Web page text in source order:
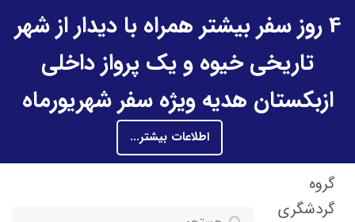
4 روز سفر بیشتر همراه با دیدار از شهر
تاریخی خیوه و یک پرواز داخلی
ازبکستان هدیه ویژه سفر شهریورماه
اطلاعات بیشتر...
گروه
گردشگری